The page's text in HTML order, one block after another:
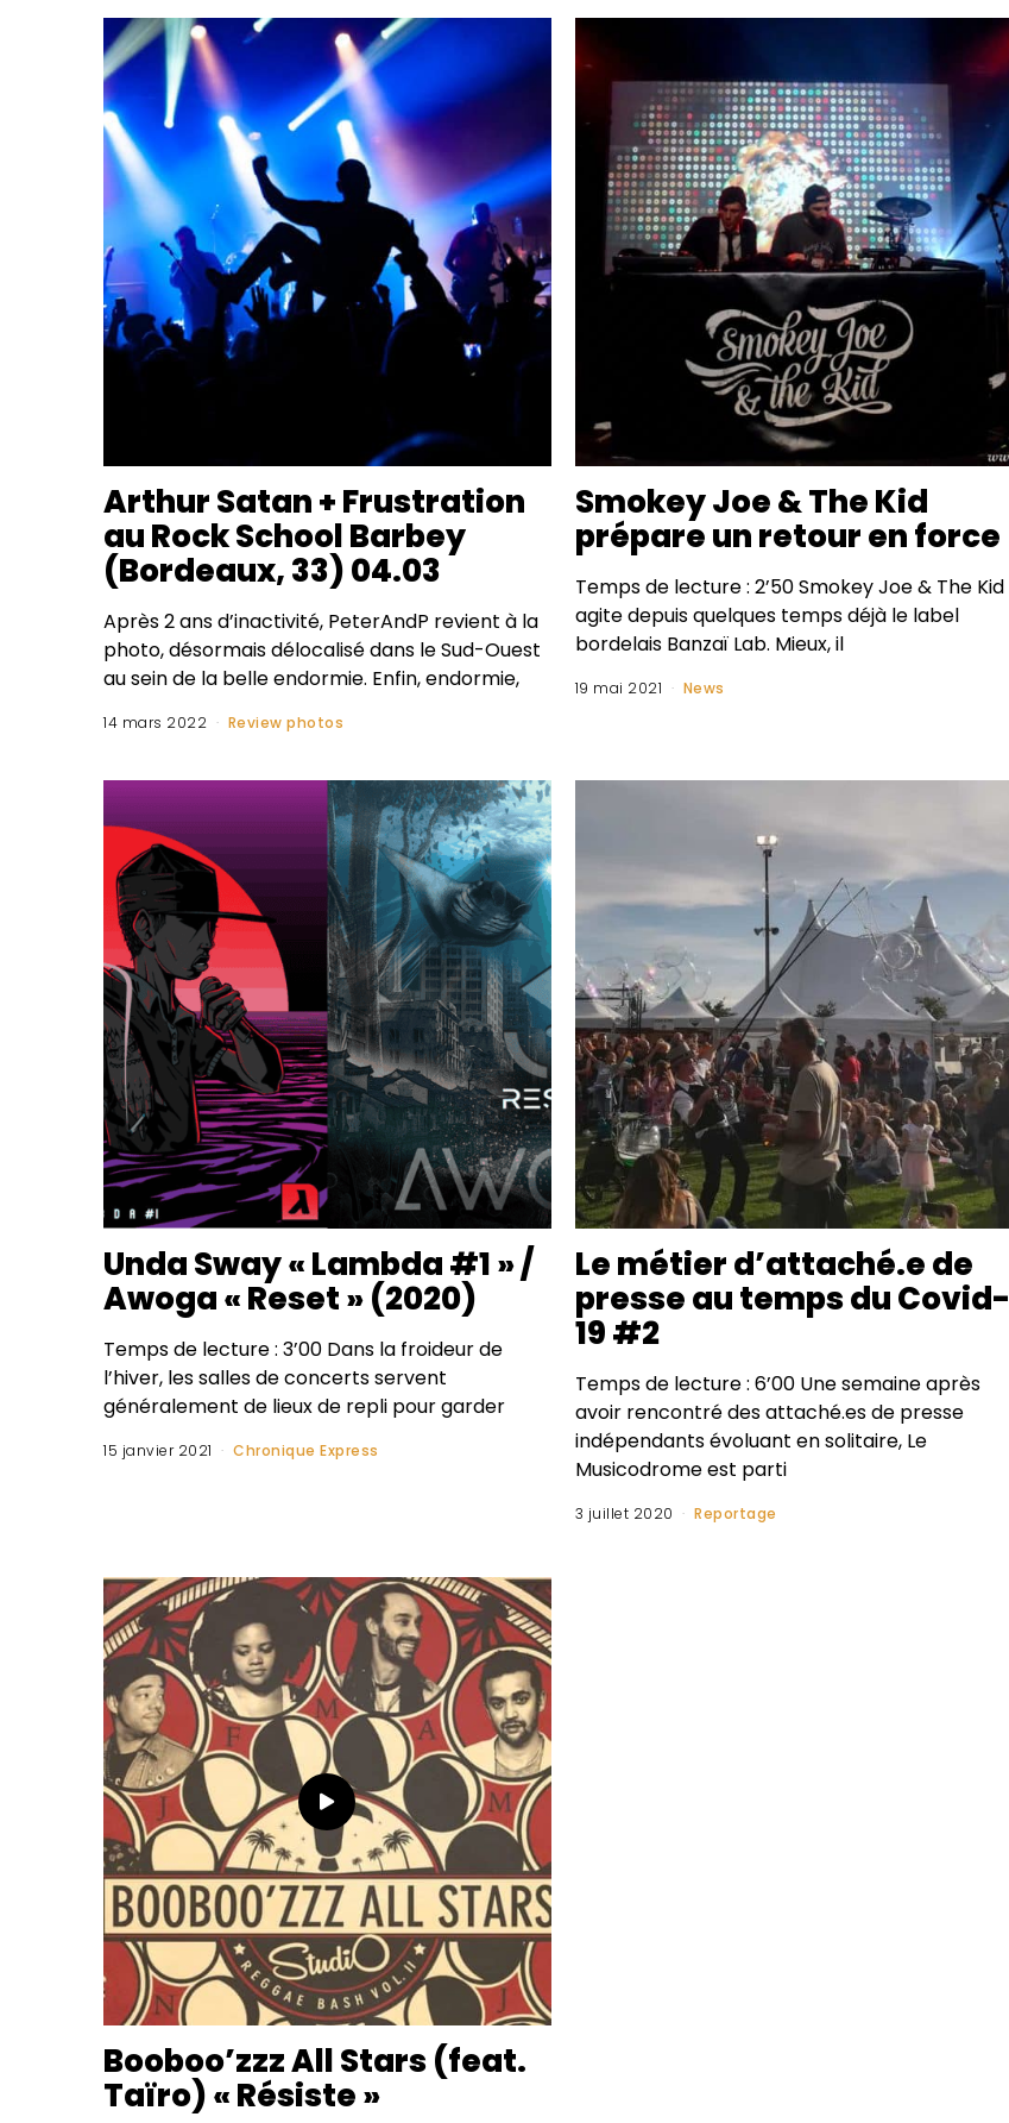
Arthur Satan + Frustration
au Rock School Barbey
(Bordeaux, 33) 04.03
Après 2 ans d’inactivité, PeterAndP revient à la
photo, désormais délocalisé dans le Sud-Ouest
au sein de la belle endormie. Enfin, endormie,
14 mars 2022 Review photos
Smokey Joe & The Kid
prépare un retour en force
Temps de lecture : 2’50 Smokey Joe & The Kid
agite depuis quelques temps déjà le label
bordelais Banzaï Lab. Mieux, il
19 mai 2021 News
Unda Sway « Lambda #1 » /
Awoga « Reset » (2020)
Temps de lecture : 3’00 Dans la froideur de
l’hiver, les salles de concerts servent
généralement de lieux de repli pour garder
15 janvier 2021 Chronique Express
Le métier d’attaché.e de
presse au temps du Covid-
19 #2
Temps de lecture : 6’00 Une semaine après
avoir rencontré des attaché.es de presse
indépendants évoluant en solitaire, Le
Musicodrome est parti
3 juillet 2020 Reportage
Booboo’zzz All Stars (feat.
Taïro) « Résiste »